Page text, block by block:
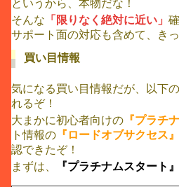
というから、本物だな！
そんな 「限りなく絶対に近い」
サポート面の対応も含めて、き
買い目情報
気になる買い目情報だが、以下
れるぞ！
大まかに初心者向けの 『プラチ
ト情報の 『ロードオブサクセス』
認できたぞ！
まずは、
『プラチナムスタート』